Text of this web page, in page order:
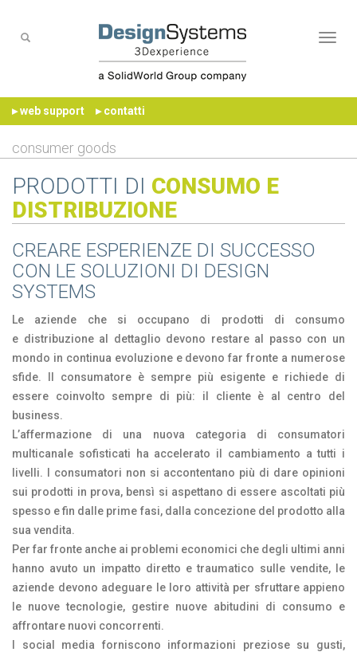
▸ web support ▸ contatti
consumer goods
PRODOTTI DI CONSUMO E
DISTRIBUZIONE
CREARE ESPERIENZE DI SUCCESSO
CON LE SOLUZIONI DI DESIGN
SYSTEMS
Le aziende che si occupano di prodotti di consumo
e distribuzione al dettaglio devono restare al passo con un
mondo in continua evoluzione e devono far fronte a numerose
sfide. Il consumatore è sempre più esigente e richiede di
essere coinvolto sempre di più: il cliente è al centro del
business.
L’affermazione di una nuova categoria di consumatori
multicanale sofisticati ha accelerato il cambiamento a tutti i
livelli. I consumatori non si accontentano più di dare opinioni
sui prodotti in prova, bensì si aspettano di essere ascoltati più
spesso e fin dalle prime fasi, dalla concezione del prodotto alla
sua vendita.
Per far fronte anche ai problemi economici che degli ultimi anni
hanno avuto un impatto diretto e traumatico sulle vendite, le
aziende devono adeguare le loro attività per sfruttare appieno
le nuove tecnologie, gestire nuove abitudini di consumo e
affrontare nuovi concorrenti.
I social media forniscono informazioni preziose su gusti,